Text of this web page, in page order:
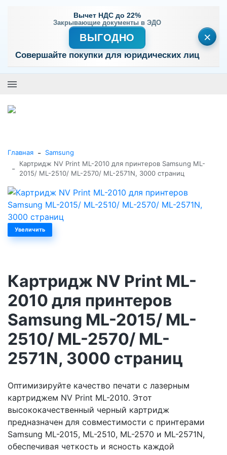
Вычет НДС до 22%
Закрывающие документы в ЭДО
ВЫГОДНО
Совершайте покупки для юридических лиц
×
Главная - Samsung
-
Картридж NV Print ML-2010 для принтеров Samsung ML-
2015/ ML-2510/ ML-2570/ ML-2571N, 3000 страниц
Увеличить
Картридж NV Print ML-
2010 для принтеров
Samsung ML-2015/ ML-
2510/ ML-2570/ ML-
2571N, 3000 страниц
Оптимизируйте качество печати с лазерным
картриджем NV Print ML-2010. Этот
высококачественный черный картридж
предназначен для совместимости с принтерами
Samsung ML-2015, ML-2510, ML-2570 и ML-2571N,
обеспечивая четкость и ясность каждой